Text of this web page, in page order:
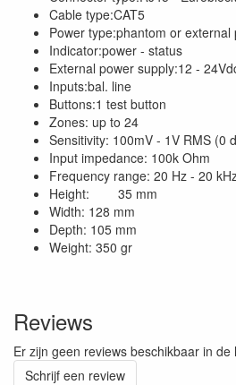
Cable type:CAT5
Power type:phantom or external
Indicator:power - status
External power supply:12 -
Inputs:bal. line
Buttons:1 test button
Zones: up to 24
Sensitivity: 100mV - 1V RMS (0
Input impedance: 100k Ohm
Frequency range: 20 Hz - 20
Height: 35 mm
Width: 128 mm
Depth: 105 mm
Weight: 350 gr
Reviews
Er zijn geen reviews beschikbaar in de
Schrijf een review